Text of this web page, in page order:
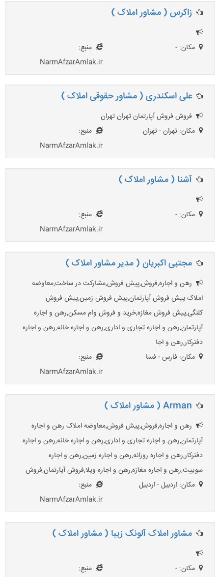
زاکرس ( مشاور املاک )
مکان: -
منبع:
NarmAfzarAmlak.ir
علی اسکندری ( مشاور حقوقی املاک )
فروش فروش آپارتمان تهران تهران
مکان: تهران - تهران
منبع:
NarmAfzarAmlak.ir
آشنا ( مشاور املاک )
مکان: -
منبع:
NarmAfzarAmlak.ir
مجتبی اکبریان ( مدیر مشاور املاک )
رهن و اجاره,فروش,پیش فروش,مشارکت در ساخت,معاوضه
املاک پیش فروش آپارتمان,پیش فروش زمین,پیش فروش
کلنگی,پیش فروش مغازه,خرید و فروش وام مسکن,رهن و اجاره
آپارتمان,رهن و اجاره تجاری و اداری,رهن و اجاره خانه,رهن و اجاره
دفترکار,رهن و اجا
مکان: فارس - فسا
منبع:
NarmAfzarAmlak.ir
Arman ( مشاور املاک )
رهن و اجاره,فروش,پیش فروش,معاوضه املاک رهن و اجاره
آپارتمان,رهن و اجاره تجاری و اداری,رهن و اجاره خانه,رهن و اجاره
دفترکار,رهن و اجاره روزانه,رهن و اجاره زمین,رهن و اجاره
سوییت,رهن و اجاره مغازه,رهن و اجاره ویلا,فروش آپارتمان,فروش
مکان: اردبیل - اردبیل
منبع:
NarmAfzarAmlak.ir
مشاور املاک آلونک زیبا ( مشاور املاک )
مکان: -
منبع: